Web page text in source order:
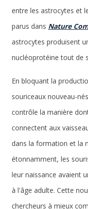
entre les astrocytes et
parus dans Nature
astrocytes produisent
nucléoprotéine tout de
En bloquant la
souriceaux nouveau-
contrôle la manière
connectent aux
dans la formation et la
étonnamment, les
leur naissance avaient
à l'âge adulte. Cette
chercheurs à mieux